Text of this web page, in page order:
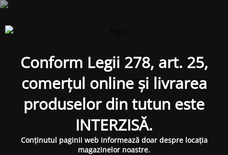
Conform Legii 278, art. 25,
comerțul online și livrarea
produselor din tutun este
INTERZISĂ.
Conținutul paginii web informează doar despre locația
magazinelor noastre.